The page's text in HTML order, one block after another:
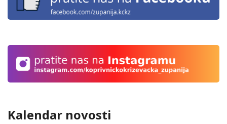
Kalendar novosti